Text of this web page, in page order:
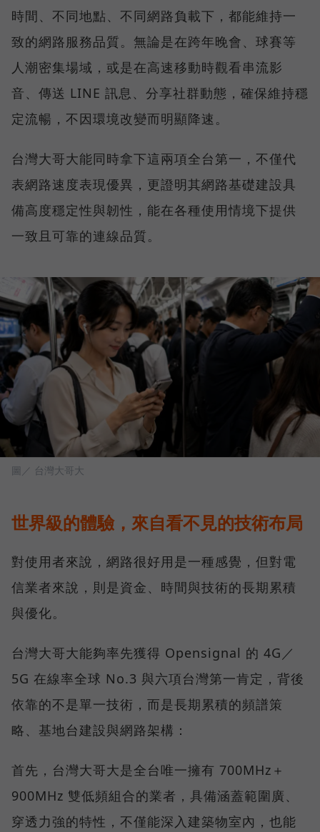
時間、不同地點、不同網路負載下，都能維持一
致的網路服務品質。無論是在跨年晚會、球賽等
人潮密集場域，或是在高速移動時觀看串流影
音、傳送 LINE 訊息、分享社群動態，確保維持穩
定流暢，不因環境改變而明顯降速。
台灣大哥大能同時拿下這兩項全台第一，不僅代
表網路速度表現優異，更證明其網路基礎建設具
備高度穩定性與韌性，能在各種使用情境下提供
一致且可靠的連線品質。
圖／ 台灣大哥大
世界級的體驗，來自看不見的技術布局
對使用者來說，網路很好用是一種感覺，但對電
信業者來說，則是資金、時間與技術的長期累積
與優化。
台灣大哥大能夠率先獲得 Opensignal 的 4G／
5G 在線率全球 No.3 與六項台灣第一肯定，背後
依靠的不是單一技術，而是長期累積的頻譜策
略、基地台建設與網路架構：
首先，台灣大哥大是全台唯一擁有 700MHz＋
900MHz 雙低頻組合的業者，具備涵蓋範圍廣、
穿透力強的特性，不僅能深入建築物室內，也能